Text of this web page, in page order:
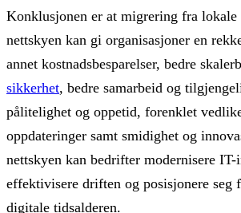
Konklusjonen er at migrering fra
nettskyen kan gi organisasjoner en
annet kostnadsbesparelser, bedre
sikkerhet, bedre samarbeid og
pålitelighet og oppetid, forenklet
oppdateringer samt smidighet og
nettskyen kan bedrifter modernisere
effektivisere driften og posisjonere seg
digitale tidsalderen.